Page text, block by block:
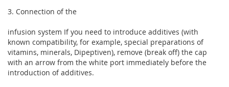
3. Connection of the
infusion system If you need to introduce additives (with
known compatibility, for example, special preparations of
vitamins, minerals, Dipeptiven), remove (break off) the cap
with an arrow from the white port immediately before the
introduction of additives.